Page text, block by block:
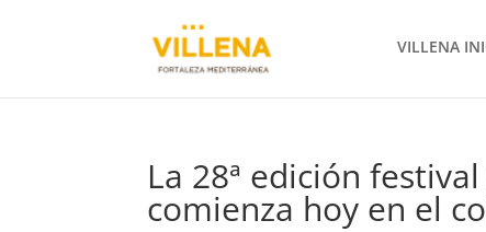
VILLENA
La 28ª edición
comienza hoy en el